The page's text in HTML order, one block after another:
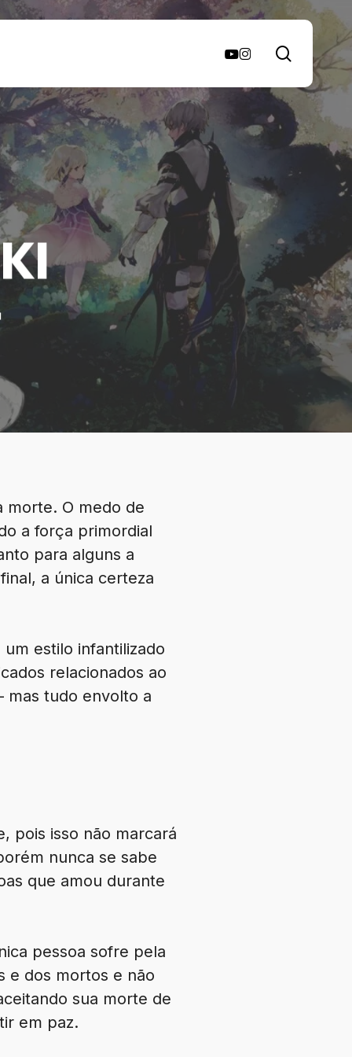
search
youtube
instagram
morte. O medo de
a força primordial
para alguns a
a única certeza
estilo infantilizado
relacionados ao
mas tudo envolto a
pois isso não marcará
nunca se sabe
que amou durante
pessoa sofre pela
e dos mortos e não
sua morte de
em paz.